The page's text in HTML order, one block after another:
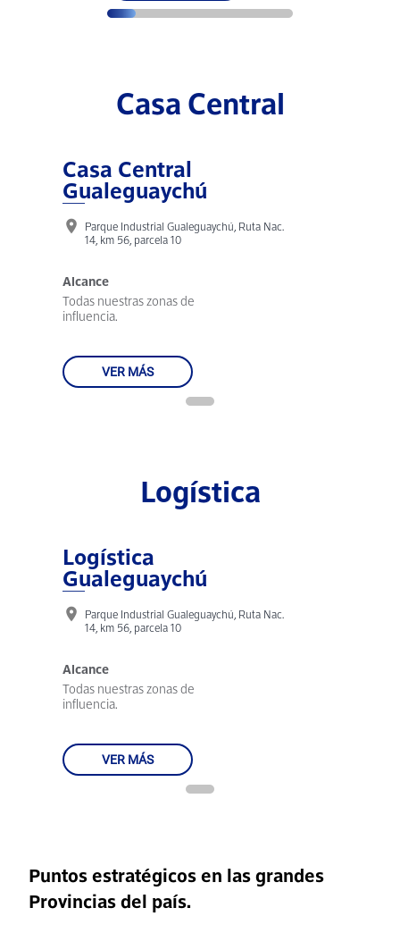
Casa Central
Casa Central
Gualeguaychú
location_on
Parque Industrial Gualeguaychú, Ruta Nac.
14, km 56, parcela 10
Alcance
Todas nuestras zonas de
influencia.
VER MÁS
Logística
Logística
Gualeguaychú
location_on
Parque Industrial Gualeguaychú, Ruta Nac.
14, km 56, parcela 10
Alcance
Todas nuestras zonas de
influencia.
VER MÁS
Puntos estratégicos en las grandes
Provincias del país.